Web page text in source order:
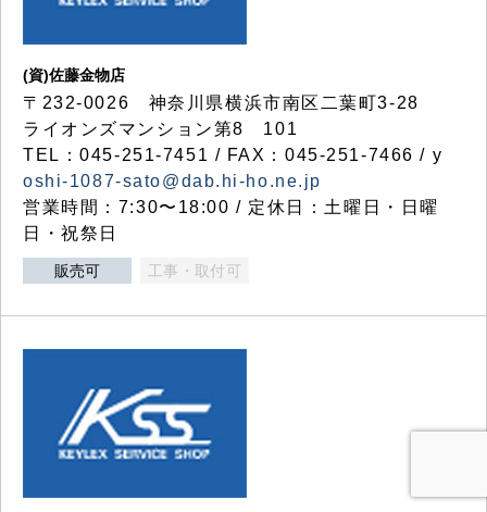
(資)佐藤金物店
〒232-0026 神奈川県横浜市南区二葉町3-28
ライオンズマンション第8 101
TEL：045-251-7451 / FAX：045-251-7466 / y
oshi-1087-sato@dab.hi-ho.ne.jp
営業時間：7:30〜18:00 / 定休日：土曜日・日曜
日・祝祭日
販売可 工事・取付可